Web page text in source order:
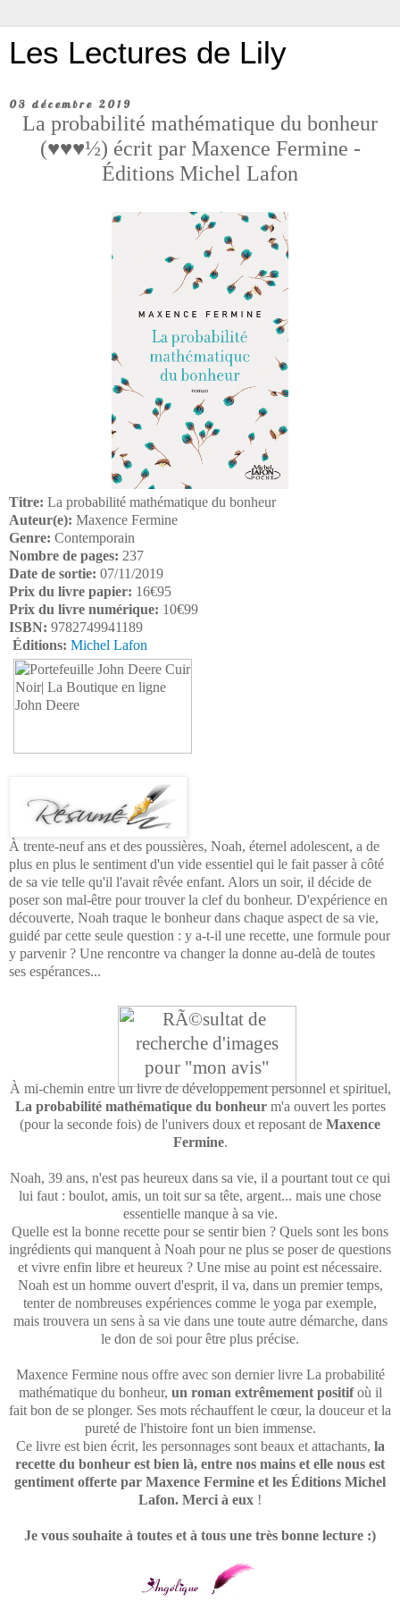
Les Lectures de Lily
03 décembre 2019
La probabilité mathématique du bonheur
(♥♥♥½) écrit par Maxence Fermine -
Éditions Michel Lafon
Titre: La probabilité mathématique du bonheur
Auteur(e): Maxence Fermine
Genre: Contemporain
Nombre de pages: 237
Date de sortie: 07/11/2019
Prix du livre papier: 16€95
Prix du livre numérique: 10€99
ISBN: 9782749941189
Éditions: Michel Lafon
À trente-neuf ans et des poussières, Noah, éternel adolescent, a de
plus en plus le sentiment d'un vide essentiel qui le fait passer à côté
de sa vie telle qu'il l'avait rêvée enfant. Alors un soir, il décide de
poser son mal-être pour trouver la clef du bonheur. D'expérience en
découverte, Noah traque le bonheur dans chaque aspect de sa vie,
guidé par cette seule question : y a-t-il une recette, une formule pour
y parvenir ? Une rencontre va changer la donne au-delà de toutes
ses espérances...
À mi-chemin entre un livre de développement personnel et spirituel,
La probabilité mathématique du bonheurm'a ouvert les portes
(pour la seconde fois) de l'univers doux et reposant de Maxence
Fermine.
Noah, 39 ans, n'est pas heureux dans sa vie, il a pourtant tout ce qui
lui faut : boulot, amis, un toit sur sa tête, argent... mais une chose
essentielle manque à sa vie.
Quelle est la bonne recette pour se sentir bien ? Quels sont les bons
ingrédients qui manquent à Noah pour ne plus se poser de questions
et vivre enfin libre et heureux ? Une mise au point est nécessaire.
Noah est un homme ouvert d'esprit, il va, dans un premier temps,
tenter de nombreuses expériences comme le yoga par exemple,
mais trouvera un sens à sa vie dans une toute autre démarche, dans
le don de soi pour être plus précise.
Maxence Fermine nous offre avec son dernier livre La probabilité
mathématique du bonheur, un roman extrêmement positifoù il
fait bon de se plonger. Ses mots réchauffent le cœur, la douceur et la
pureté de l'histoire font un bien immense.
Ce livre est bien écrit, les personnages sont beaux et attachants, la
recette du bonheur est bien là, entre nos mains et elle nous est
gentiment offerte par Maxence Fermine et les Éditions Michel
Lafon. Merci à eux !
Je vous souhaite à toutes et à tous une très bonne lecture :)